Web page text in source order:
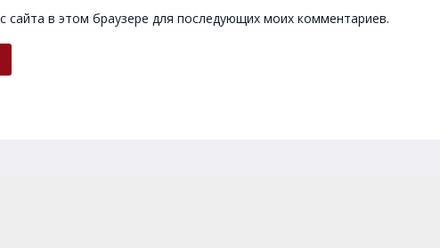
сайта в этом браузере для последующих моих комментариев.